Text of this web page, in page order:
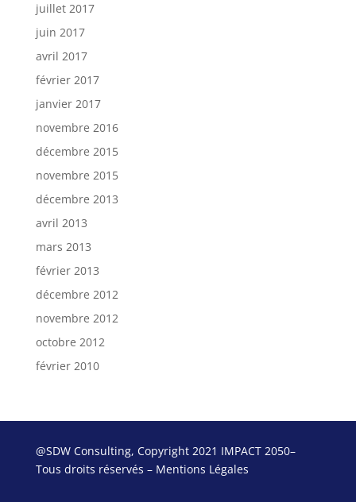
juillet 2017
juin 2017
avril 2017
février 2017
janvier 2017
novembre 2016
décembre 2015
novembre 2015
décembre 2013
avril 2013
mars 2013
février 2013
décembre 2012
novembre 2012
octobre 2012
février 2010
@SDW Consulting, Copyright 2021 IMPACT 2050–
Tous droits réservés – Mentions Légales